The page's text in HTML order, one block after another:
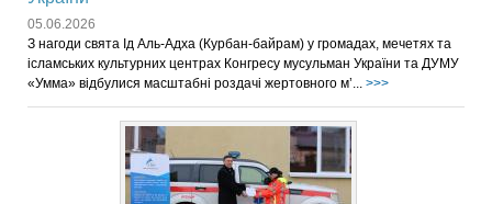
05.06.2026
З нагоди свята Ід Аль-Адха (Курбан-байрам) у громадах, мечетях та
ісламських культурних центрах Конгресу мусульман України та ДУМУ
«Умма» відбулися масштабні роздачі жертовного м’... >>>